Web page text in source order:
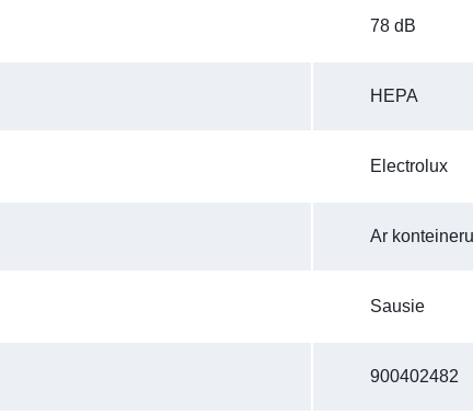
78 dB
HEPA
Electrolux
Ar konteineru
Sausie
900402482